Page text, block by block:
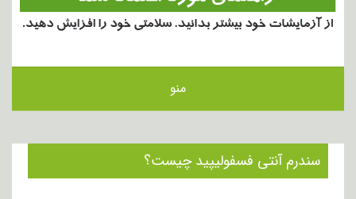
منو
سندرم آنتی فسفولیپید چیست؟